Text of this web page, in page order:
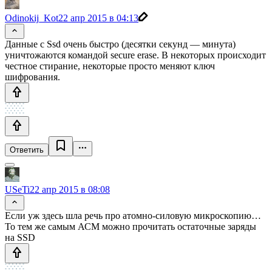
Odinokij_Kot22 апр 2015 в 04:13
Данные с Ssd очень быстро (десятки секунд — минута)
уничтожаются командой secure erase. В некоторых происходит
честное стирание, некоторые просто меняют ключ
шифрования.
Ответить
USeTi22 апр 2015 в 08:08
Если уж здесь шла речь про атомно-силовую микроскопию…
То тем же самым АСМ можно прочитать остаточные заряды
на SSD